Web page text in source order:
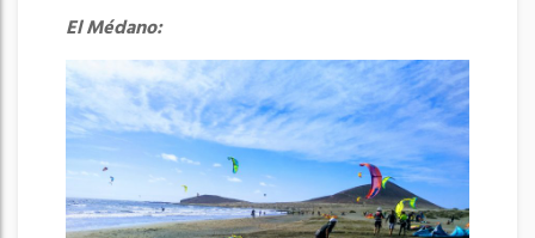
El Médano: